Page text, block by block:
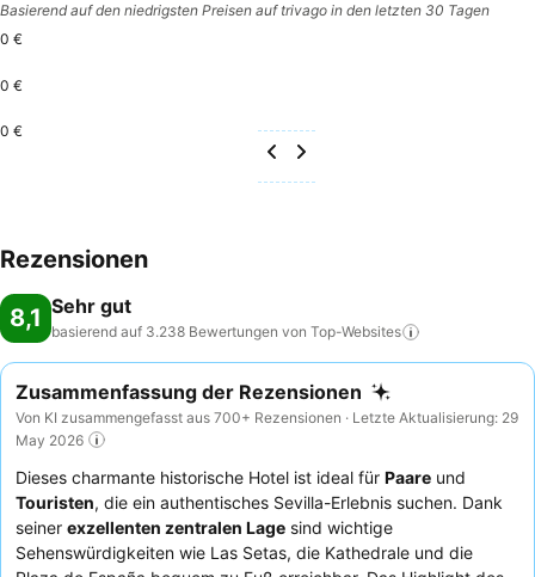
Basierend auf den niedrigsten Preisen auf trivago in den letzten 30 Tagen
0 €
0 €
0 €
Rezensionen
8,1 Sehr gut
basierend auf 3.238 Bewertungen von Top-Websites
Zusammenfassung der Rezensionen
Von KI zusammengefasst aus 700+ Rezensionen · Letzte Aktualisierung: 29
May 2026
Dieses charmante historische Hotel ist ideal für Paare und
Touristen, die ein authentisches Sevilla-Erlebnis suchen. Dank
seiner exzellenten zentralen Lage sind wichtige
Sehenswürdigkeiten wie Las Setas, die Kathedrale und die